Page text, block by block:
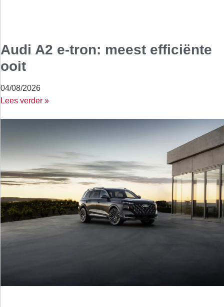
Audi A2 e-tron: meest efficiënte
ooit
04/08/2026
Lees verder »